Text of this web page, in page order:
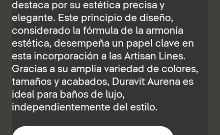
destaca por su estética precisa y
elegante. Este principio de diseño,
considerado la fórmula de la armonía
estética, desempeña un papel clave en
esta incorporación a las Artisan Lines.
Gracias a su amplia variedad de colores,
tamaños y acabados, Duravit Aurena es
ideal para baños de lujo,
independientemente del estilo.